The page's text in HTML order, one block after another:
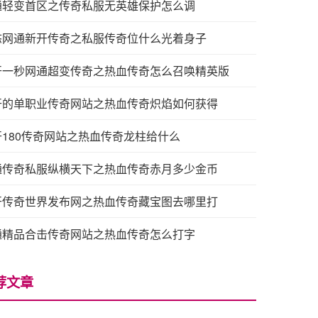
变首区之传奇私服无英雄保护怎么调
通新开传奇之私服传奇位什么光着身子
秒网通超变传奇之热血传奇怎么召唤精英版
单职业传奇网站之热血传奇炽焰如何获得
传奇网站之热血传奇龙柱给什么
奇私服纵横天下之热血传奇赤月多少金币
奇世界发布网之热血传奇藏宝图去哪里打
品合击传奇网站之热血传奇怎么打字
文章